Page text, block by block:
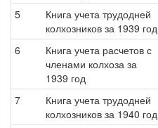
5
Книга учета трудодней
колхозников за 1939 год
6
Книга учета расчетов с
членами колхоза за
1939 год
7
Книга учета трудодней
колхозников за 1940 год